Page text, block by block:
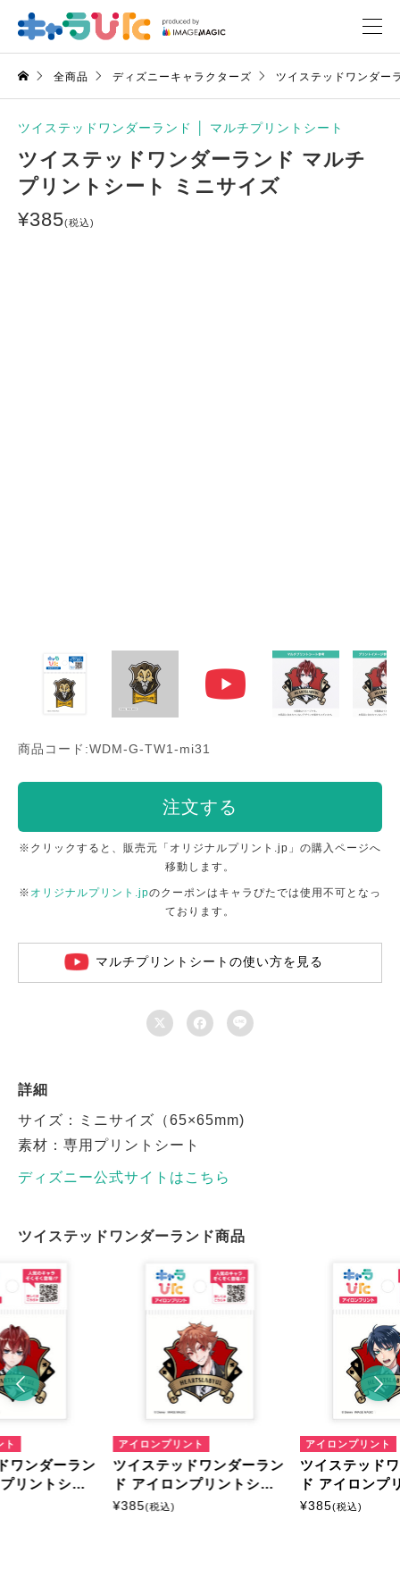
全商品 ディズニーキャラクターズ ツイステッドワンダー
ツイステッドワンダーランド マルチプリントシート
ツイステッドワンダーランド マルチ
プリントシート ミニサイズ
¥385(税込)
商品コード:WDM-G-TW1-mi31
注文する
※クリックすると、販売元「オリジナルプリント.jp」の購入ページへ
移動します。
※ オリジナルプリント.jpのクーポンはキャラぴたでは使用不可となっ
ております。
マルチプリントシートの使い方を見る
  
詳細
サイズ：ミニサイズ（65×65mm)
素材：専用プリントシート
ディズニー公式サイトはこちら
ツイステッドワンダーランド商品
ト
ワンダーラン
リントシー
アイロンプリント
ツイステッドワンダーラン
ド アイロンプリントシー
ト ミニサイズ
¥385(税込)
アイロンプリント
ツイステッド
ド アイロンプ
ト ミニサイズ
¥385(税込)